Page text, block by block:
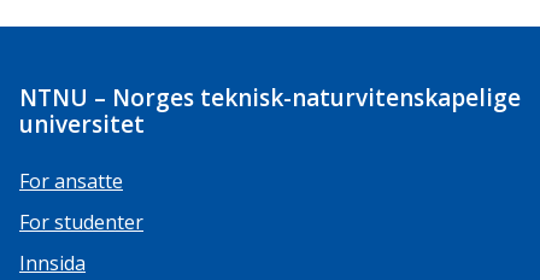
NTNU – Norges teknisk-naturvitenskapelige
universitet
For ansatte
For studenter
Innsida